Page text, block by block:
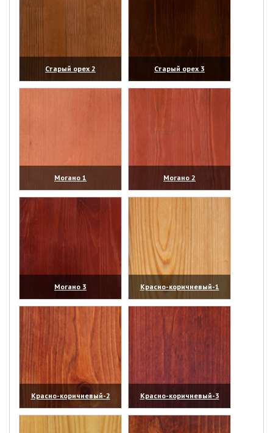
Старый орех 2
(увеличить)
Старый орех 3
(увеличить)
Могано 1
(увеличить)
Могано 2
(увеличить)
Могано 3
(увеличить)
Красно-коричневый-1
(увеличить)
Красно-коричневый-2
(увеличить)
Красно-коричневый-3
(увеличить)